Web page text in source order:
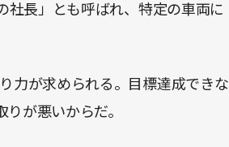
社長」とも呼ばれ、特定の車両に
力が求められる。目標達成できな
が悪いからだ。